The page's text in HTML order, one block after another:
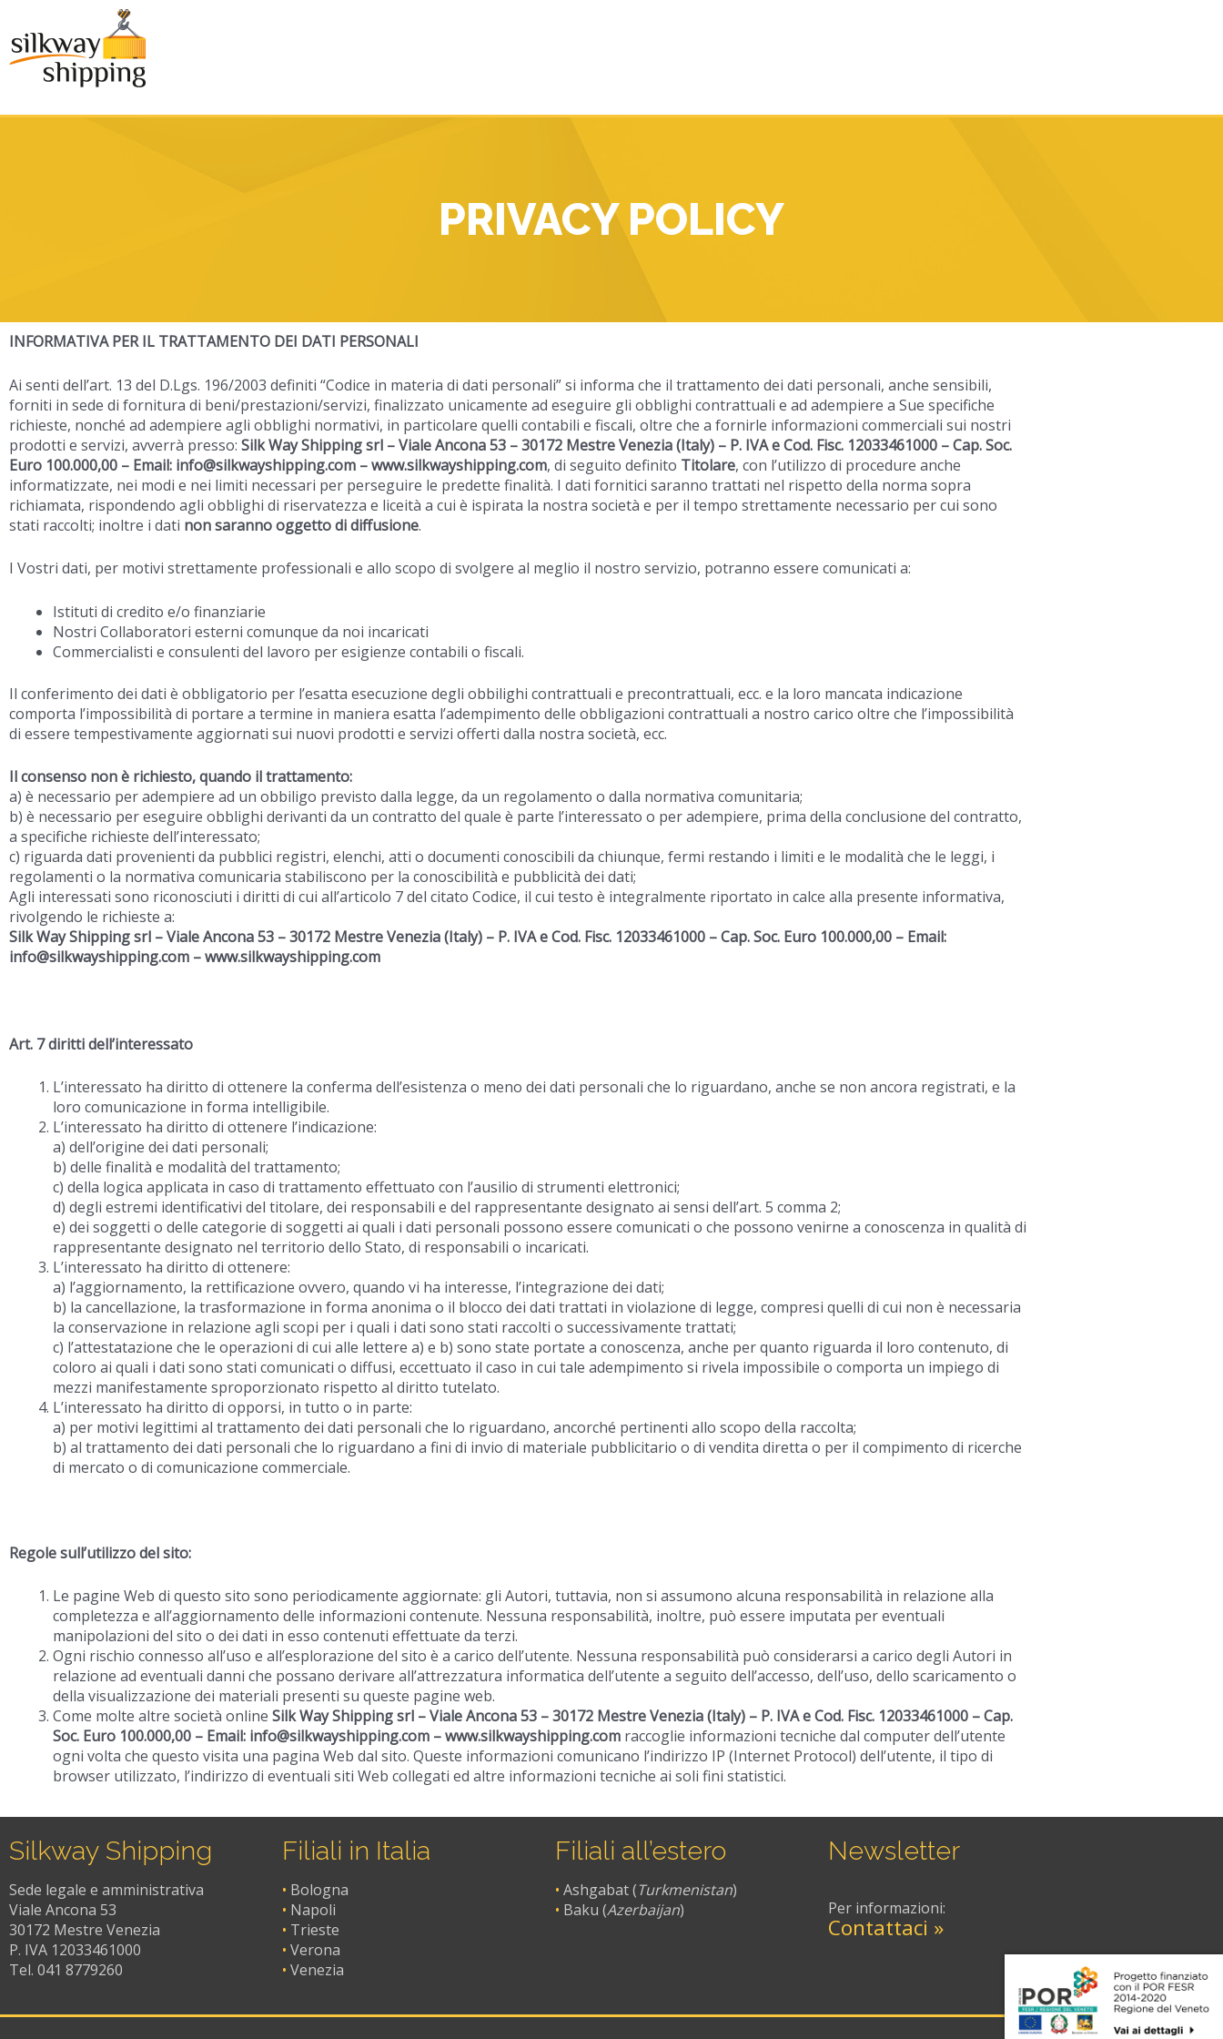
PRIVACY POLICY
INFORMATIVA PER IL TRATTAMENTO DEI DATI PERSONALI
Ai senti dell’art. 13 del D.Lgs. 196/2003 definiti “Codice in materia di dati personali” si informa che il trattamento dei dati personali, anche sensibili,
forniti in sede di fornitura di beni/prestazioni/servizi, finalizzato unicamente ad eseguire gli obblighi contrattuali e ad adempiere a Sue specifiche
richieste, nonché ad adempiere agli obblighi normativi, in particolare quelli contabili e fiscali, oltre che a fornirle informazioni commerciali sui nostri
prodotti e servizi, avverrà presso: Silk Way Shipping srl –Viale Ancona 53 – 30172 Mestre Venezia(Italy) – P. IVA e Cod. Fisc. 12033461000 – Cap. Soc.
Euro 100.000,00 – Email: info@silkwayshipping.com – www.silkwayshipping.com, di seguito definito Titolare, con l’utilizzo di procedure anche
informatizzate, nei modi e nei limiti necessari per perseguire le predette finalità. I dati fornitici saranno trattati nel rispetto della norma sopra
richiamata, rispondendo agli obblighi di riservatezza e liceità a cui è ispirata la nostra società e per il tempo strettamente necessario per cui sono
stati raccolti; inoltre i dati non saranno oggetto di diffusione.
I Vostri dati, per motivi strettamente professionali e allo scopo di svolgere al meglio il nostro servizio, potranno essere comunicati a:
Istituti di credito e/o finanziarie
Nostri Collaboratori esterni comunque da noi incaricati
Commercialisti e consulenti del lavoro per esigienze contabili o fiscali.
Il conferimento dei dati è obbligatorio per l’esatta esecuzione degli obbilighi contrattuali e precontrattuali, ecc. e la loro mancata indicazione
comporta l’impossibilità di portare a termine in maniera esatta l’adempimento delle obbligazioni contrattuali a nostro carico oltre che l’impossibilità
di essere tempestivamente aggiornati sui nuovi prodotti e servizi offerti dalla nostra società, ecc.
Il consenso non è richiesto, quando il trattamento:
a) è necessario per adempiere ad un obbiligo previsto dalla legge, da un regolamento o dalla normativa comunitaria;
b) è necessario per eseguire obblighi derivanti da un contratto del quale è parte l’interessato o per adempiere, prima della conclusione del contratto,
a specifiche richieste dell’interessato;
c) riguarda dati provenienti da pubblici registri, elenchi, atti o documenti conoscibili da chiunque, fermi restando i limiti e le modalità che le leggi, i
regolamenti o la normativa comunicaria stabiliscono per la conoscibilità e pubblicità dei dati;
Agli interessati sono riconosciuti i diritti di cui all’articolo 7 del citato Codice, il cui testo è integralmente riportato in calce alla presente informativa,
rivolgendo le richieste a:
Silk Way Shipping srl –Viale Ancona 53 – 30172 Mestre Venezia(Italy) – P. IVA e Cod. Fisc. 12033461000 – Cap. Soc. Euro 100.000,00 – Email:
info@silkwayshipping.com – www.silkwayshipping.com
Art. 7 diritti dell’interessato
L’interessato ha diritto di ottenere la conferma dell’esistenza o meno dei dati personali che lo riguardano, anche se non ancora registrati, e la
loro comunicazione in forma intelligibile.
L’interessato ha diritto di ottenere l’indicazione:
a) dell’origine dei dati personali;
b) delle finalità e modalità del trattamento;
c) della logica applicata in caso di trattamento effettuato con l’ausilio di strumenti elettronici;
d) degli estremi identificativi del titolare, dei responsabili e del rappresentante designato ai sensi dell’art. 5 comma 2;
e) dei soggetti o delle categorie di soggetti ai quali i dati personali possono essere comunicati o che possono venirne a conoscenza in qualità di
rappresentante designato nel territorio dello Stato, di responsabili o incaricati.
L’interessato ha diritto di ottenere:
a) l’aggiornamento, la rettificazione ovvero, quando vi ha interesse, l’integrazione dei dati;
b) la cancellazione, la trasformazione in forma anonima o il blocco dei dati trattati in violazione di legge, compresi quelli di cui non è necessaria
la conservazione in relazione agli scopi per i quali i dati sono stati raccolti o successivamente trattati;
c) l’attestatazione che le operazioni di cui alle lettere a) e b) sono state portate a conoscenza, anche per quanto riguarda il loro contenuto, di
coloro ai quali i dati sono stati comunicati o diffusi, eccettuato il caso in cui tale adempimento si rivela impossibile o comporta un impiego di
mezzi manifestamente sproporzionato rispetto al diritto tutelato.
L’interessato ha diritto di opporsi, in tutto o in parte:
a) per motivi legittimi al trattamento dei dati personali che lo riguardano, ancorché pertinenti allo scopo della raccolta;
b) al trattamento dei dati personali che lo riguardano a fini di invio di materiale pubblicitario o di vendita diretta o per il compimento di ricerche
di mercato o di comunicazione commerciale.
Regole sull’utilizzo del sito:
Le pagine Web di questo sito sono periodicamente aggiornate: gli Autori, tuttavia, non si assumono alcuna responsabilità in relazione alla
completezza e all’aggiornamento delle informazioni contenute. Nessuna responsabilità, inoltre, può essere imputata per eventuali
manipolazioni del sito o dei dati in esso contenuti effettuate da terzi.
Ogni rischio connesso all’uso e all’esplorazione del sito è a carico dell’utente. Nessuna responsabilità può considerarsi a carico degli Autori in
relazione ad eventuali danni che possano derivare all’attrezzatura informatica dell’utente a seguito dell’accesso, dell’uso, dello scaricamento o
della visualizzazione dei materiali presenti su queste pagine web.
Come molte altre società online Silk Way Shipping srl –Viale Ancona 53 – 30172 Mestre Venezia(Italy) – P. IVA e Cod. Fisc. 12033461000 – Cap.
Soc. Euro 100.000,00 – Email: info@silkwayshipping.com – www.silkwayshipping.com raccoglie informazioni tecniche dal computer dell’utente
ogni volta che questo visita una pagina Web dal sito. Queste informazioni comunicano l’indirizzo IP (Internet Protocol) dell’utente, il tipo di
browser utilizzato, l’indirizzo di eventuali siti Web collegati ed altre informazioni tecniche ai soli fini statistici.
Silkway Shipping
Sede legale e amministrativa
Viale Ancona 53
30172 Mestre Venezia
P. IVA 12033461000
Tel. 041 8779260
Filiali in Italia
• Bologna
• Napoli
• Trieste
• Verona
• Venezia
Filiali all’estero
• Ashgabat (Turkmenistan)
• Baku (Azerbaijan)
Newsletter
Per informazioni:
Contattaci »